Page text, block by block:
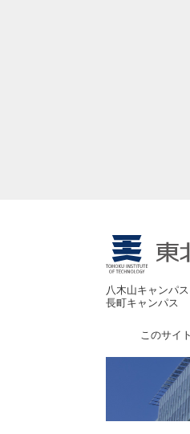
八木山キャンパス
長町キャンパス
このサイ